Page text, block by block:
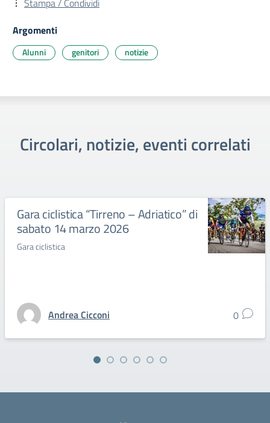
Stampa / Condividi
Argomenti
Alunni genitori notizie
Circolari, notizie, eventi correlati
Gara ciclistica “Tirreno – Adriatico” di
sabato 14 marzo 2026
Gara ciclistica
Andrea Cicconi 0